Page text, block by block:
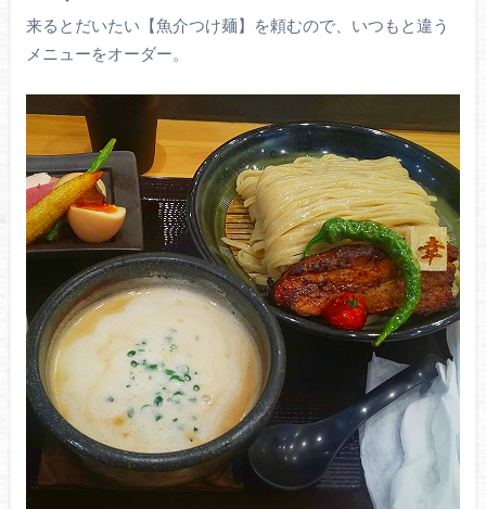
来るとだいたい【魚介つけ麺】を頼むので、いつもと違う
メニューをオーダー。